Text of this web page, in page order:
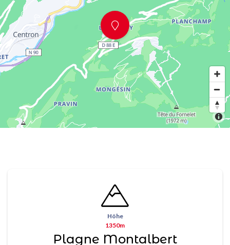
Höhe
1350m
Plagne Montalbert